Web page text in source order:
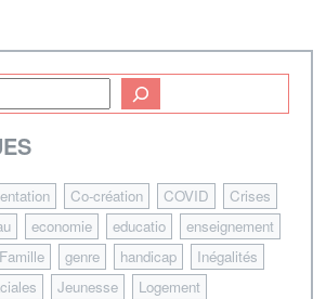
Co-création COVID
Crises
economie educatio
enseignement
Famille genre handicap
Inégalités
Jeunesse
Logement